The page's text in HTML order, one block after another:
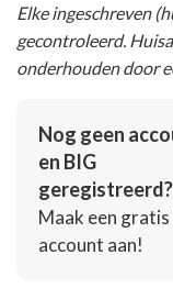
Elke ingeschreven
gecontroleerd.
onderhouden door
Nog geen
en BIG
geregistreerd?
Maak een gratis
account aan!